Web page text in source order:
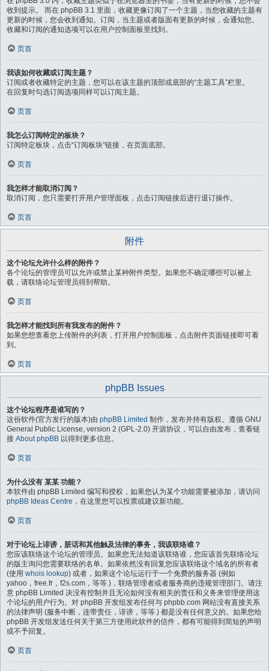
收到提示。 而在 phpBB 3.1 里面，收藏更像订阅了一个主题，当您收藏的主题有
更新的时候，您会收到通知。订阅，当主题或者版面有更新的时候，会通知您。
收藏和订阅的通知选项可以在用户控制面板里找到。
页首
我该如何收藏或订阅主题？
订阅或者收藏特定的主题，您可以在该主题的顶部或底部的“主题工具”栏里。
在回复时勾选订阅选项同样可以订阅主题。
页首
我怎么订阅特定的板块？
订阅特定板块，点击“订阅板块”链接，在页面底部。
页首
我怎样才能取消订阅？
取消订阅，您只需要打开用户管理面板，点击订阅链接后进行退订操作。
页首
附件
这个论坛允许什么样的附件？
各个论坛的管理员可以允许或禁止某种附件类型。如果您不确定哪些可以被上
载，请联络论坛管理员得到帮助。
页首
我怎样才能找到所有我发布的附件？
如果您想查看您上传附件的列表，打开用户控制面板，点击附件页面链接即可看
到。
页首
phpBB Issues
这个论坛程序是谁写的？
这份软件(官方发行的版本)由 phpBB Limited 制作，发布并持有版权。遵循 GNU
General Public License, version 2 (GPL-2.0) 开源协议，可以自由发布，查看链
接 About phpBB 以得到更多信息。
页首
为什么没有 某某 功能？
本软件由 phpBB Limited 编写和授权，如果您认为某个功能需要被添加，请访问
phpBB Ideas Centre ，在这里您可以投票或建议新功能。
页首
对于论坛上诽谤，脏话和其他触及法律的事务，我该联络谁？
您应该联络这个论坛的管理员。如果您无法知道该联络谁，您应该首先联络论坛
的版主询问您需要联络的名单。如果依然没有回复您应该联络这个域名的所有者
(使用 whois lookup) 或者，如果这个论坛运行于一个免费的服务器 (例如
yahoo，free.fr，f2s.com，等等.)，联络管理者或者服务商的违规管理部门。请注
意 phpBB Limited 决没有控制并且无论如何没有相关的责任和义务来管理使用这
个论坛的用户行为。对 phpBB 开发组发布任何与 phpbb.com 网站没有直接关系
的法律声明 (服务中断，连带责任，诽谤，等等.) 都是没有任何意义的。如果您给
phpBB 开发组发送任何关于第三方使用此软件的信件，都有可能得到简短的声明
或不予回复。
页首